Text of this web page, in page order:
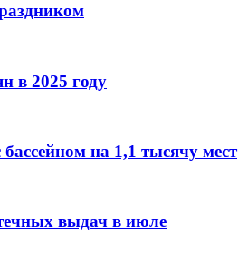
в 2025 году
на 1,1 тысячу мест
выдач в июле